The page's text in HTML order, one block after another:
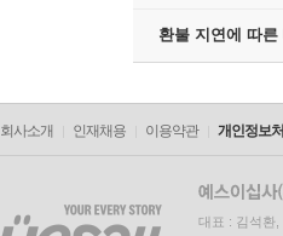
환불 지연에 따른
회사소개 인재채용 이용약관 개인정보
대표 : 김석환,